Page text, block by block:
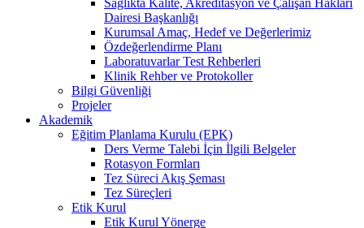
Dairesi Başkanlığı
Kurumsal Amaç, Hedef ve Değerlerimiz
Özdeğerlendirme Planı
Laboratuvarlar Test Rehberleri
Klinik Rehber ve Protokoller
Bilgi Güvenliği
Projeler
Akademik
Eğitim Planlama Kurulu (EPK)
Ders Verme Talebi İçin İlgili Belgeler
Rotasyon Formları
Tez Süreci Akış Şeması
Tez Süreçleri
Etik Kurul
Etik Kurul Yönerge